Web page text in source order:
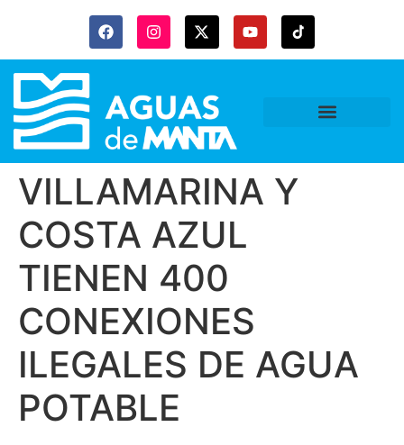
VILLAMARINA Y
COSTA AZUL
TIENEN 400
CONEXIONES
ILEGALES DE AGUA
POTABLE